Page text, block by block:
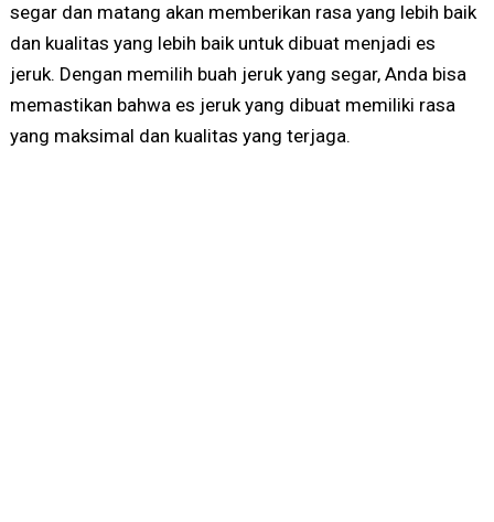
segar dan matang akan memberikan rasa yang lebih baik
dan kualitas yang lebih baik untuk dibuat menjadi es
jeruk. Dengan memilih buah jeruk yang segar, Anda bisa
memastikan bahwa es jeruk yang dibuat memiliki rasa
yang maksimal dan kualitas yang terjaga.